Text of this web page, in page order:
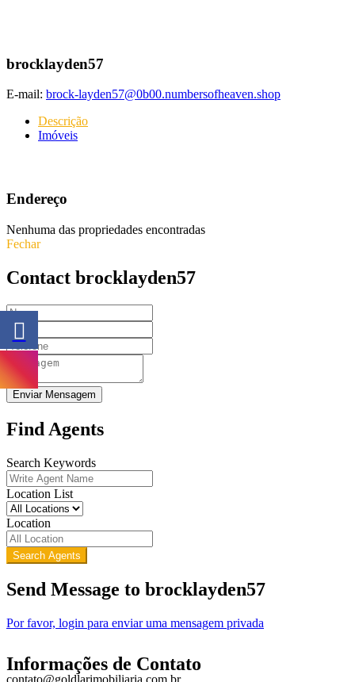
brocklayden57
E-mail: brock-layden57@0b00.numbersofheaven.shop
Descrição
Imóveis
Endereço
Nenhuma das propriedades encontradas
Fechar
Contact brocklayden57
Enviar Mensagem
Find Agents
Search Keywords
Location List
Location
Search Agents
Send Message to brocklayden57
Por favor, login para enviar uma mensagem privada
Informações de Contato